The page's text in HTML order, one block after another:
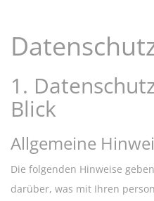
1.
Blick
Allgemeine
Die folgenden Hinweise
darüber, was mit Ihren